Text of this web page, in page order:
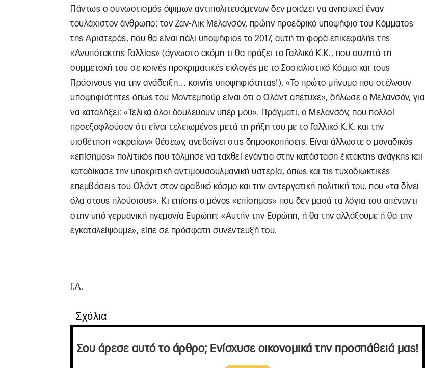
Πάντως ο συνωστισμός όψιμων αντιπολιτευόμενων δεν μοιάζει να ανησυχεί έναν
τουλάχιστον άνθρωπο: τον Ζαν-Λικ Μελανσόν, πρώην προεδρικό υποψήφιο του Κόμματος
της Αριστεράς, που θα είναι πάλι υποψήφιος το 2017, αυτή τη φορά επικεφαλής της
«Ανυπότακτης Γαλλίας» (άγνωστο ακόμη τι θα πράξει το Γαλλικό Κ.Κ., που συζητά τη
συμμετοχή του σε κοινές προκριματικές εκλογές με το Σοσιαλιστικό Κόμμα και τους
Πράσινους για την ανάδειξη… κοινής υποψηφιότητας!). «Το πρώτο μήνυμα που στέλνουν
υποψηφιότητες όπως του Μοντεμπούρ είναι ότι ο Ολάντ απέτυχε», δήλωσε ο Μελανσόν, για
να καταλήξει: «Τελικά όλοι δουλεύουν υπέρ μου». Πράγματι, ο Μελανσόν, που πολλοί
προεξοφλούσαν ότι είναι τελειωμένος μετά τη ρήξη του με το Γαλλικό Κ.Κ. και την
υιοθέτηση «ακραίων» θέσεων, ανεβαίνει στις δημοσκοπήσεις. Είναι άλλωστε ο μοναδικός
«επίσημος» πολιτικός που τόλμησε να ταχθεί ενάντια στην κατάσταση έκτακτης ανάγκης και
καταδίκασε την υποκριτική αντιμουσουλμανική υστερία, όπως και τις τυχοδιωκτικές
επεμβάσεις του Ολάντ στον αραβικό κόσμο και την αντεργατική πολιτική του, που «τα δίνει
όλα στους πλούσιους». Κι επίσης ο μόνος «επίσημος» που δεν μασά τα λόγια του απέναντι
στην υπό γερμανική ηγεμονία Ευρώπη: «Αυτήν την Ευρώπη, ή θα την αλλάξουμε ή θα την
εγκαταλείψουμε», είπε σε πρόσφατη συνέντευξή του.
Γ.Α.
Σχόλια
Σου άρεσε αυτό το άρθρο; Ενίσχυσε οικονομικά την προσπάθειά μας!